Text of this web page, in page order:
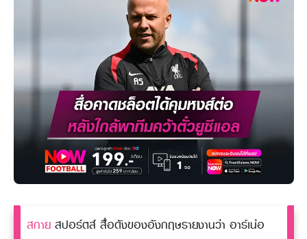
สกาย สปอร์ตส์ สื่อดังของอังกฤษรายงานว่า อาร์เน่อ